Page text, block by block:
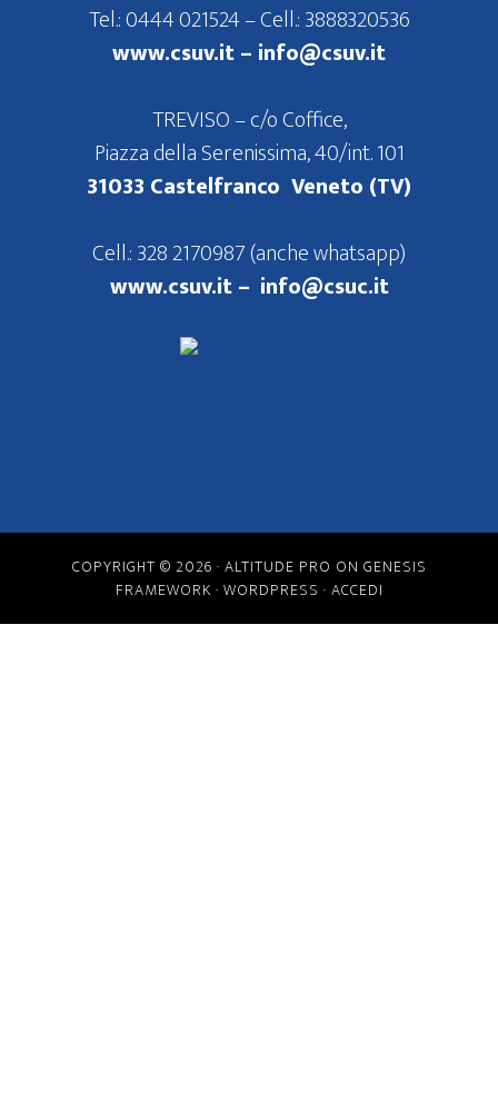
Tel.: 0444 021524 – Cell.: 3888320536
www.csuv.it – info@csuv.it
TREVISO – c/o Coffice,
Piazza della Serenissima, 40/int. 101
31033 Castelfranco Veneto (TV)
Cell.: 328 2170987 (anche whatsapp)
www.csuv.it – info@csuc.it
COPYRIGHT © 2026 · ALTITUDE PRO ON GENESIS
FRAMEWORK · WORDPRESS · ACCEDI